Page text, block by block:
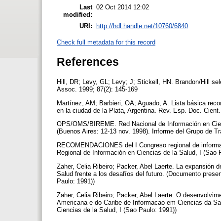
Last
modified:
02 Oct 2014 12:02
URI: http://hdl.handle.net/10760/6840
Check full metadata for this record
References
Hill, DR; Levy, GL; Levy; J; Stickell, HN. Brandon/Hill
Assoc. 1999; 87(2): 145-169
Martínez, AM; Barbieri, OA; Aguado, A. Lista básica
en la ciudad de la Plata, Argentina. Rev. Esp. Doc.
OPS/OMS/BIREME. Red Nacional de Información en
(Buenos Aires: 12-13 nov. 1998). Informe del Grupo de
RECOMENDACIONES del I Congreso regional de
Regional de Información en Ciencias de la Salud, I (Sao
Zaher, Celia Ribeiro; Packer, Abel Laerte. La expansión
Salud frente a los desafíos del futuro. (Documento
Paulo: 1991))
Zaher, Celia Ribeiro; Packer, Abel Laerte. O
Americana e do Caribe de Informacao em Ciencias da
Ciencias de la Salud, I (Sao Paulo: 1991))